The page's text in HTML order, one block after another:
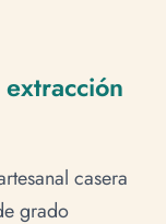
casera
grado